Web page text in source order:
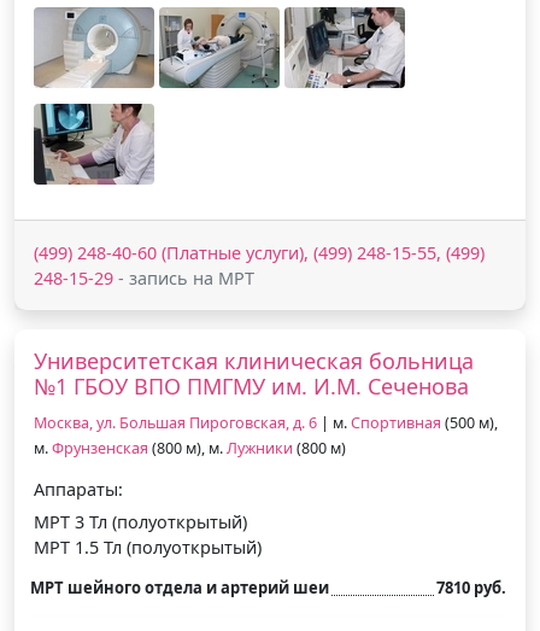
(499) 248-40-60 (Платные услуги), (499) 248-15-55, (499)
248-15-29 - запись на МРТ
Университетская клиническая больница
№1 ГБОУ ВПО ПМГМУ им. И.М. Сеченова
Москва, ул. Большая Пироговская, д. 6 | м.Спортивная (500 м),
м.Фрунзенская (800 м), м.Лужники (800 м)
Аппараты:
МРТ 3 Тл (полуоткрытый)
МРТ 1.5 Тл (полуоткрытый)
МРТ шейного отдела и артерий шеи 7810 руб.